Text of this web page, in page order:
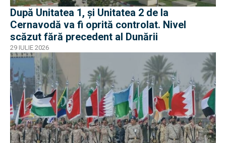
După Unitatea 1, și Unitatea 2 de la
Cernavodă va fi oprită controlat. Nivel
scăzut fără precedent al Dunării
29 IULIE 2026